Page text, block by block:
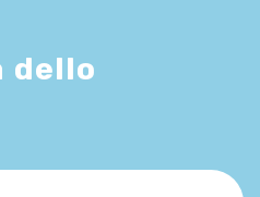
dello